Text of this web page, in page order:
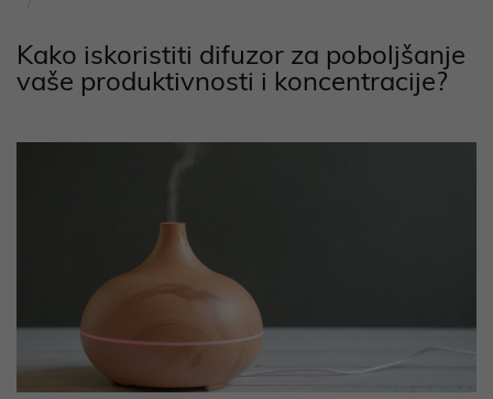
Kako iskoristiti difuzor za poboljšanje
vaše produktivnosti i koncentracije?